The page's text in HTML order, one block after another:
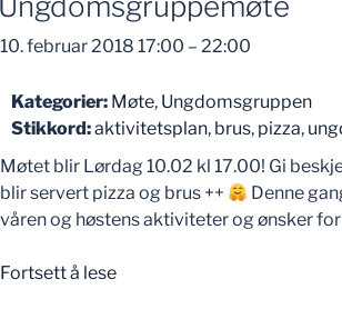
10. februar 2018 17:00 – 22:00
Kategorier: Møte, Ungdomsgruppen
Stikkord:aktivitetsplan, brus, pizza,
Møtet blir Lørdag 10.02 kl 17.00! Gi
blir servert pizza og brus ++
Denne
våren og høstens aktiviteter og ønsker
Fortsett å lese«Ungdomsgruppemøte»